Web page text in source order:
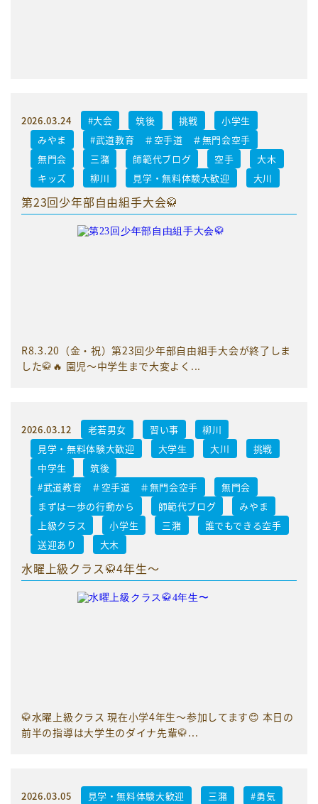
2026.03.24 #大会 筑後 挑戦
小学生
みやま
#武道教育 ＃空手道 ＃無門会空手
無門会
三潴 師範代ブログ 空手
大木
キッズ
柳川 見学・無料体験大歓迎 大川
第23回少年部自由組手大会🥋
R8.3.20（金・祝）第23回少年部自由組手大会が終了しま
した🥋🔥 園児〜中学生まで大変よく...
2026.03.12 老若男女 習い事
柳川
見学・無料体験大歓迎
大学生 大川
挑戦
中学生
筑後
#武道教育 ＃空手道 ＃無門会空手
無門会
まずは一歩の行動から
師範代ブログ
みやま
上級クラス
小学生 三潴
誰でもできる空手
送迎あり
大木
水曜上級クラス🥋4年生〜
🥋水曜上級クラス 現在小学4年生〜参加してます😊 本日の
前半の指導は大学生のダイナ先輩🥋...
2026.03.05 見学・無料体験大歓迎 三潴
#勇気